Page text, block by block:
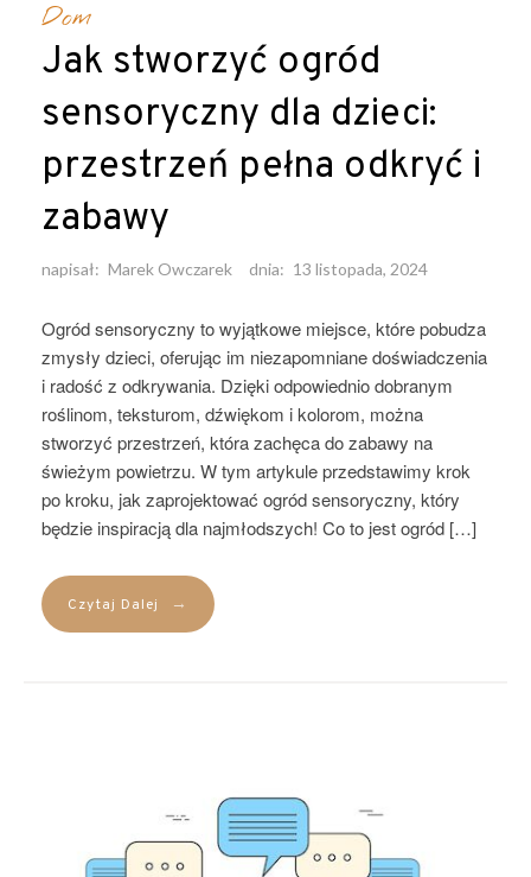
Dom
Jak stworzyć ogród
sensoryczny dla dzieci:
przestrzeń pełna odkryć i
zabawy
napisał: Marek Owczarek dnia: 13 listopada, 2024
Ogród sensoryczny to wyjątkowe miejsce, które pobudza
zmysły dzieci, oferując im niezapomniane doświadczenia
i radość z odkrywania. Dzięki odpowiednio dobranym
roślinom, teksturom, dźwiękom i kolorom, można
stworzyć przestrzeń, która zachęca do zabawy na
świeżym powietrzu. W tym artykule przedstawimy krok
po kroku, jak zaprojektować ogród sensoryczny, który
będzie inspiracją dla najmłodszych! Co to jest ogród […]
Czytaj Dalej →